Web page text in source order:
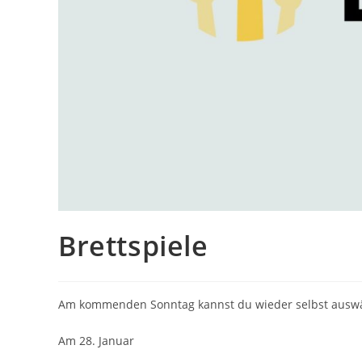
Brettspiele
Am kommenden Sonntag kannst du wieder selbst
Am 28. Januar